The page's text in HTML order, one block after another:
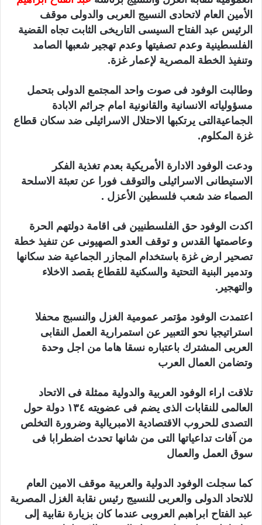
الأمين العام لاتحادى النسيج العربى والدولى موقف
الرئيس عبد الفتاح السيسى التاريخى الثابت تجاه القضية
الفلسطينية وعدم تصفيتها وعدم تهجير شعبها الصامد
وتنفيذ الخطة المصرية لإعمار غزة.
وطالبت الوفود فى صوت واحد المجتمع الدولى بتحمل
مسؤولياته الانسانية والقانونية امام جرائم الابادة
الجماعيةالتى يرتكبها الاحتلال الاسرائيلى ضد سكان قطاع
غزة المكلوم.
ودعت الوفود الادارة الأمريكية بعدم تغذية الفكر
الاستيطانى الاسرائيلى والتوقف فورا عن تعبئة الاسلحة
الصماء ضد شعب فلسطين الأعزل .
اكدت الوفود حق الفلسطنيين فى اقامة دولتهم الحرة
وعاصمتها القدس و توقف العدو الصهيونى عن تنفيذ خطة
تصحير ارض غزة باستخدام المجازر الجماعية ضد سكانها
وتدمير البنية التحتية والسكنية للقطاع بقصد الاخلاء
والتهجير.
اعتمدت الوفود مؤتمر عمومية الغزل والنسبج محفلا
استراتيجيا نحو التعبير عن استمرارية العمل النقابى
العربى المشترك باعتباره نسقا هاما من اجل وحدة
وتضامن العمال العرب
تلاقت اراء الوفود العربية والدولية ممثلة فى الاتحاد
العالمى للنقابات الذى يضم فى عضويته ١٣٤ دولة حول
التصدى للحروب الاقتصادية الامبريالية وضرورة التخلص
من آفات تداعياتها التى من شانها تحدث اضطرابا فى
سوق العمل والعمال
كما سجلت الوفود الدولية والعربية موقف الامين العام
للاتحاد الدولى والعربى للنسيج رئيس نقابة الغزل المصرية
عبد الفتاح ابراهبم العروبى عندما كان بزيارة نقابية إلى